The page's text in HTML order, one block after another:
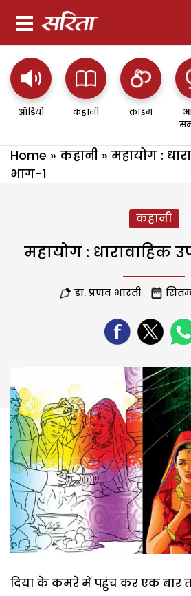
ऑडियो कहानी क्राइम
Home » कहानी » महायोग :
भाग-1
कहानी
महायोग : धारावाहिक
डा. प्रणव भारती
दिया के कमरे में पहुंच कर एक बार